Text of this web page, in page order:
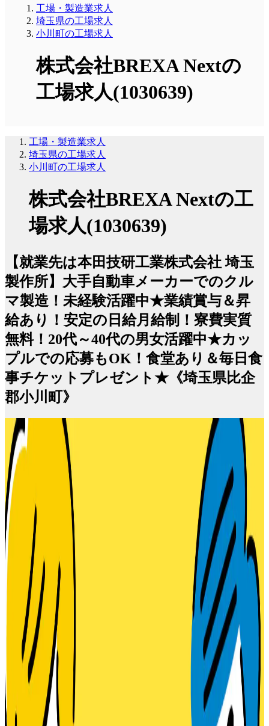
工場・製造業求人
埼玉県の工場求人
小川町の工場求人
株式会社BREXA Nextの
工場求人(1030639)
工場・製造業求人
埼玉県の工場求人
小川町の工場求人
株式会社BREXA Nextの工
場求人(1030639)
【就業先は本田技研工業株式会社 埼玉
製作所】大手自動車メーカーでのクル
マ製造！未経験活躍中★業績賞与＆昇
給あり！安定の日給月給制！寮費実質
無料！20代～40代の男女活躍中★カッ
プルでの応募もOK！食堂あり＆毎日食
事チケットプレゼント★《埼玉県比企
郡小川町》